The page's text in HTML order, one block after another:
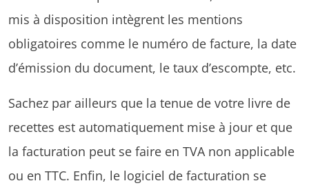
mis à disposition intègrent les mentions
obligatoires comme le numéro de facture, la date
d’émission du document, le taux d’escompte, etc.
Sachez par ailleurs que la tenue de votre livre de
recettes est automatiquement mise à jour et que
la facturation peut se faire en TVA non applicable
ou en TTC. Enfin, le logiciel de facturation se